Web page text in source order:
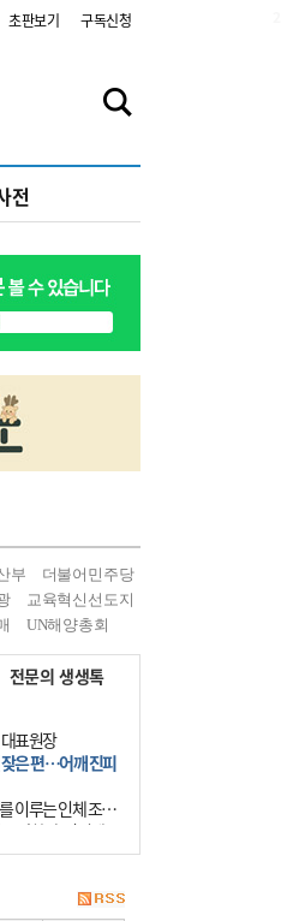
초판보기 구독신청
전
부
더불어민주당
교육혁신선도지
UN해양총회
전문의 생생톡
표원장
은 편…어깨 진피
이루는 인체 조직
말한다. 여기에
개 증후군, 어깨